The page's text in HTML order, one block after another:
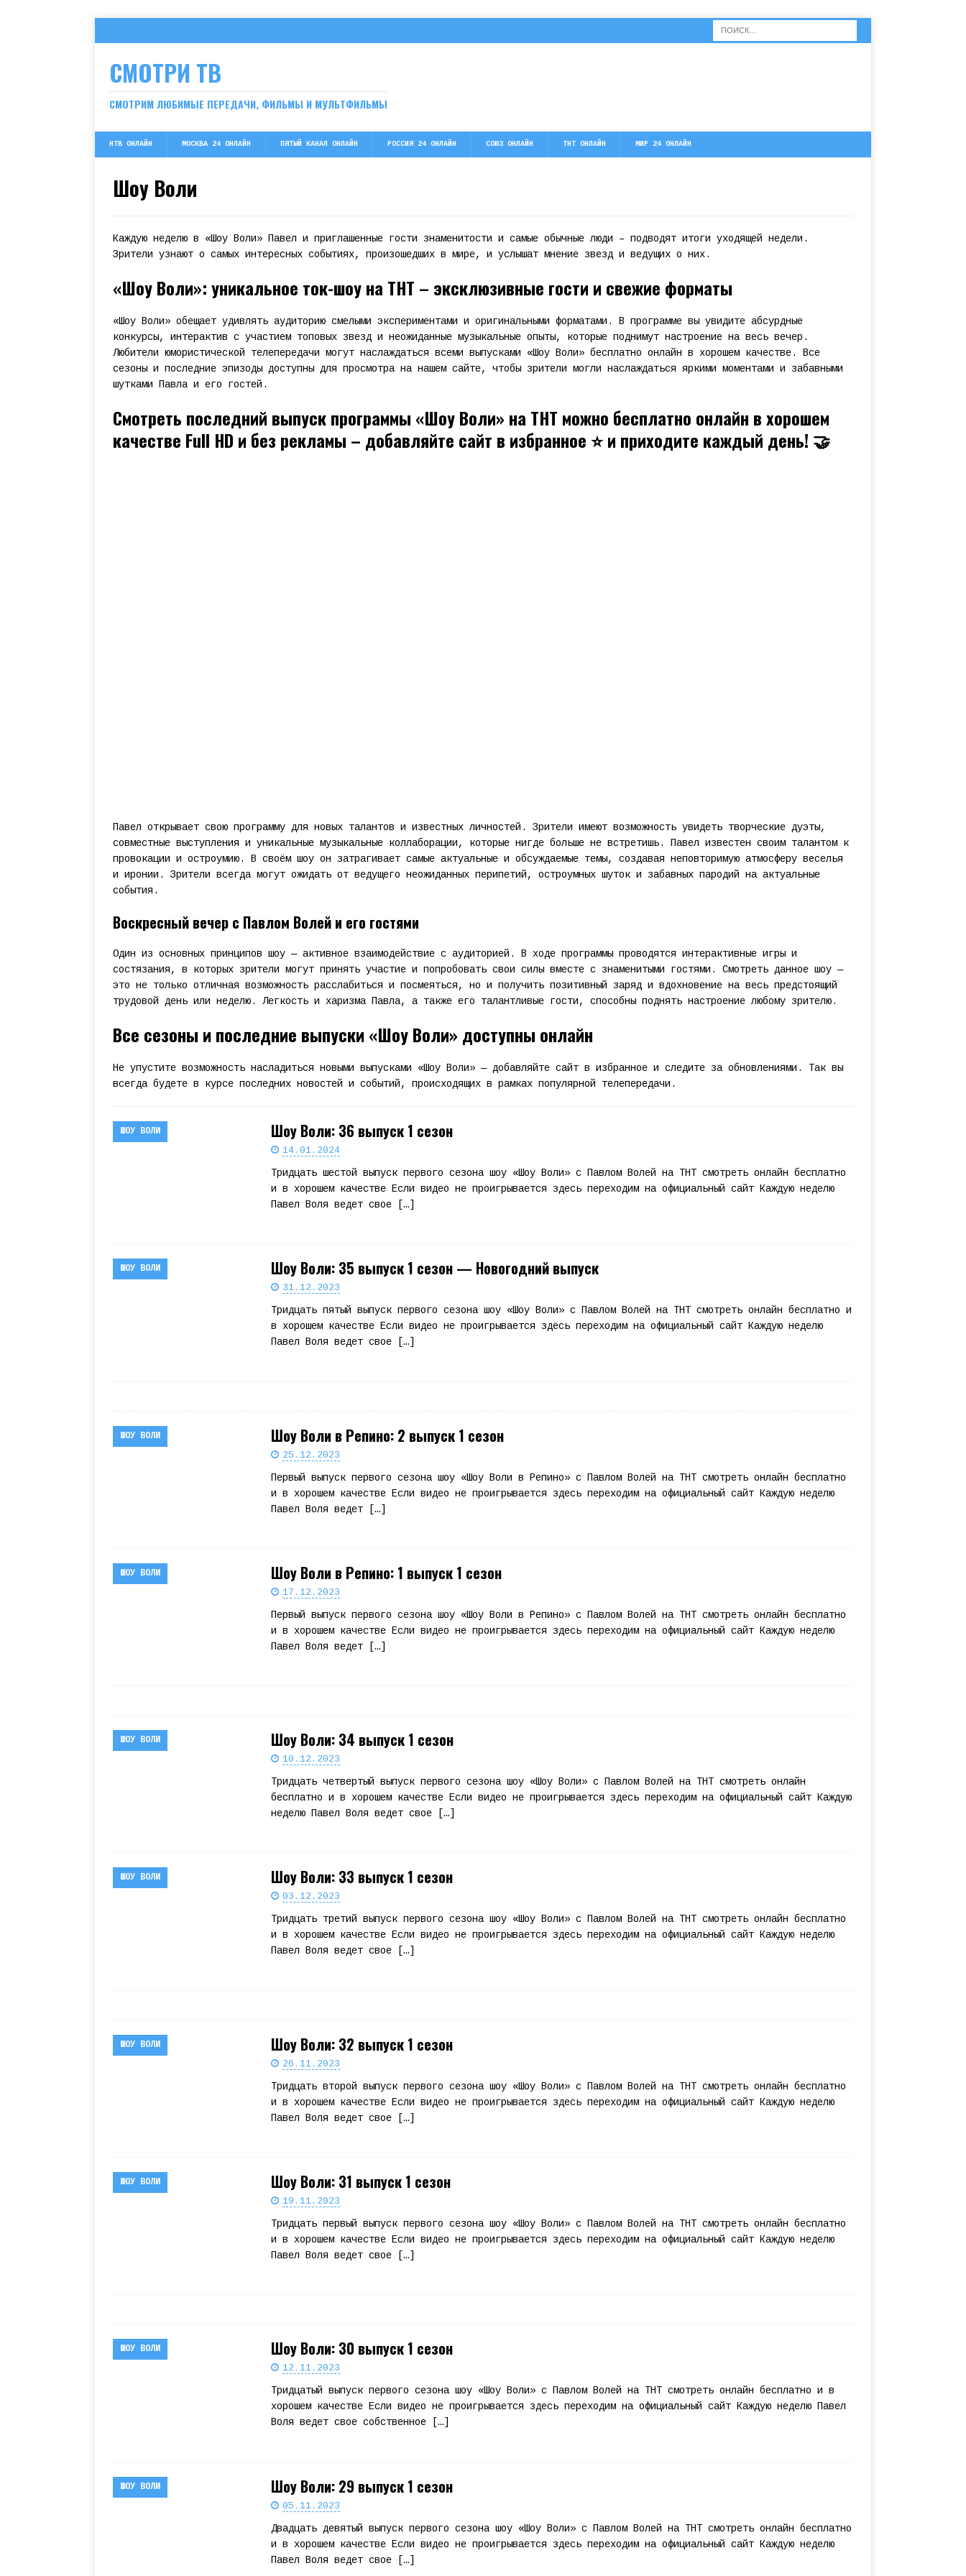
СМОТРИ ТВ
СМОТРИМ ЛЮБИМЫЕ ПЕРЕДАЧИ, ФИЛЬМЫ И МУЛЬТФИЛЬМЫ
НТВ ОНЛАЙН МОСКВА 24 ОНЛАЙН ПЯТЫЙ КАНАЛ ОНЛАЙН РОССИЯ 24 ОНЛАЙН СОЮЗ ОНЛАЙН ТНТ ОНЛАЙН МИР 24 ОНЛАЙН
Шоу Воли
Каждую неделю в «Шоу Воли» Павел и приглашенные гости знаменитости и самые обычные люди – подводят итоги уходящей недели.
Зрители узнают о самых интересных событиях, произошедших в мире, и услышат мнение звезд и ведущих о них.
«Шоу Воли»: уникальное ток-шоу на ТНТ – эксклюзивные гости и свежие форматы
«Шоу Воли» обещает удивлять аудиторию смелыми экспериментами и оригинальными форматами. В программе вы увидите абсурдные
конкурсы, интерактив с участием топовых звезд и неожиданные музыкальные опыты, которые поднимут настроение на весь вечер.
Любители юмористической телепередачи могут наслаждаться всеми выпусками «Шоу Воли» бесплатно онлайн в хорошем качестве. Все
сезоны и последние эпизоды доступны для просмотра на нашем сайте, чтобы зрители могли наслаждаться яркими моментами и забавными
шутками Павла и его гостей.
Смотреть последний выпуск программы «Шоу Воли» на ТНТ можно бесплатно онлайн в хорошем
качестве Full HD и без рекламы – добавляйте сайт в избранное ⭐ и приходите каждый день! 🤝
Павел открывает свою программу для новых талантов и известных личностей. Зрители имеют возможность увидеть творческие дуэты,
совместные выступления и уникальные музыкальные коллаборации, которые нигде больше не встретишь. Павел известен своим талантом к
провокации и остроумию. В своём шоу он затрагивает самые актуальные и обсуждаемые темы, создавая неповторимую атмосферу веселья
и иронии. Зрители всегда могут ожидать от ведущего неожиданных перипетий, остроумных шуток и забавных пародий на актуальные
события.
Воскресный вечер с Павлом Волей и его гостями
Один из основных принципов шоу — активное взаимодействие с аудиторией. В ходе программы проводятся интерактивные игры и
состязания, в которых зрители могут принять участие и попробовать свои силы вместе с знаменитыми гостями. Смотреть данное шоу —
это не только отличная возможность расслабиться и посмеяться, но и получить позитивный заряд и вдохновение на весь предстоящий
трудовой день или неделю. Легкость и харизма Павла, а также его талантливые гости, способны поднять настроение любому зрителю.
Все сезоны и последние выпуски «Шоу Воли» доступны онлайн
Не упустите возможность насладиться новыми выпусками «Шоу Воли» — добавляйте сайт в избранное и следите за обновлениями. Так вы
всегда будете в курсе последних новостей и событий, происходящих в рамках популярной телепередачи.
ШОУ ВОЛИ Шоу Воли: 36 выпуск 1 сезон
14.01.2024
Тридцать шестой выпуск первого сезона шоу «Шоу Воли» с Павлом Волей на ТНТ смотреть онлайн бесплатно
и в хорошем качестве Если видео не проигрывается здесь переходим на официальный сайт Каждую неделю
Павел Воля ведет свое
[…]
ШОУ ВОЛИ Шоу Воли: 35 выпуск 1 сезон — Новогодний выпуск
31.12.2023
Тридцать пятый выпуск первого сезона шоу «Шоу Воли» с Павлом Волей на ТНТ смотреть онлайн бесплатно и
в хорошем качестве Если видео не проигрывается здесь переходим на официальный сайт Каждую неделю
Павел Воля ведет свое
[…]
ШОУ ВОЛИ Шоу Воли в Репино: 2 выпуск 1 сезон
25.12.2023
Первый выпуск первого сезона шоу «Шоу Воли в Репино» с Павлом Волей на ТНТ смотреть онлайн бесплатно
и в хорошем качестве Если видео не проигрывается здесь переходим на официальный сайт Каждую неделю
Павел Воля ведет
[…]
ШОУ ВОЛИ Шоу Воли в Репино: 1 выпуск 1 сезон
17.12.2023
Первый выпуск первого сезона шоу «Шоу Воли в Репино» с Павлом Волей на ТНТ смотреть онлайн бесплатно
и в хорошем качестве Если видео не проигрывается здесь переходим на официальный сайт Каждую неделю
Павел Воля ведет
[…]
ШОУ ВОЛИ Шоу Воли: 34 выпуск 1 сезон
10.12.2023
Тридцать четвертый выпуск первого сезона шоу «Шоу Воли» с Павлом Волей на ТНТ смотреть онлайн
бесплатно и в хорошем качестве Если видео не проигрывается здесь переходим на официальный сайт Каждую
неделю Павел Воля ведет свое
[…]
ШОУ ВОЛИ Шоу Воли: 33 выпуск 1 сезон
03.12.2023
Тридцать третий выпуск первого сезона шоу «Шоу Воли» с Павлом Волей на ТНТ смотреть онлайн бесплатно
и в хорошем качестве Если видео не проигрывается здесь переходим на официальный сайт Каждую неделю
Павел Воля ведет свое
[…]
ШОУ ВОЛИ Шоу Воли: 32 выпуск 1 сезон
26.11.2023
Тридцать второй выпуск первого сезона шоу «Шоу Воли» с Павлом Волей на ТНТ смотреть онлайн бесплатно
и в хорошем качестве Если видео не проигрывается здесь переходим на официальный сайт Каждую неделю
Павел Воля ведет свое
[…]
ШОУ ВОЛИ Шоу Воли: 31 выпуск 1 сезон
19.11.2023
Тридцать первый выпуск первого сезона шоу «Шоу Воли» с Павлом Волей на ТНТ смотреть онлайн бесплатно
и в хорошем качестве Если видео не проигрывается здесь переходим на официальный сайт Каждую неделю
Павел Воля ведет свое
[…]
ШОУ ВОЛИ Шоу Воли: 30 выпуск 1 сезон
12.11.2023
Тридцатый выпуск первого сезона шоу «Шоу Воли» с Павлом Волей на ТНТ смотреть онлайн бесплатно и в
хорошем качестве Если видео не проигрывается здесь переходим на официальный сайт Каждую неделю Павел
Воля ведет свое собственное
[…]
ШОУ ВОЛИ Шоу Воли: 29 выпуск 1 сезон
05.11.2023
Двадцать девятый выпуск первого сезона шоу «Шоу Воли» с Павлом Волей на ТНТ смотреть онлайн бесплатно
и в хорошем качестве Если видео не проигрывается здесь переходим на официальный сайт Каждую неделю
Павел Воля ведет свое
[…]